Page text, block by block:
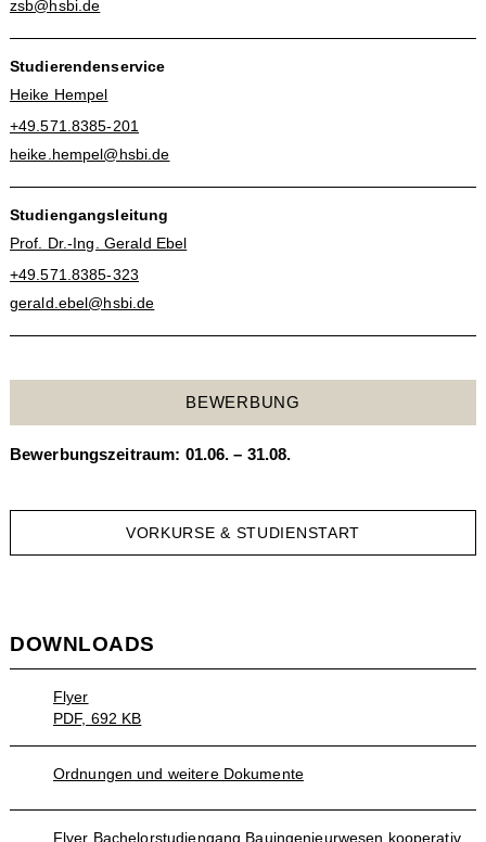
zsb@hsbi.de
Studierendenservice
Heike Hempel
+49.571.8385-201
heike.hempel@hsbi.de
Studiengangsleitung
Prof. Dr.-Ing. Gerald Ebel
+49.571.8385-323
gerald.ebel@hsbi.de
BEWERBUNG
Bewerbungszeitraum: 01.06. – 31.08.
VORKURSE & STUDIENSTART
DOWNLOADS
Flyer
PDF, 692 KB
Ordnungen und weitere Dokumente
Flyer Bachelorstudiengang Bauingenieurwesen kooperativ